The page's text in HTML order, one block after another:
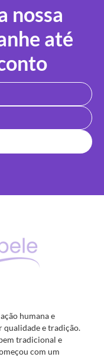
nossa
até
humana e
qualidade e tradição.
tradicional e
com um